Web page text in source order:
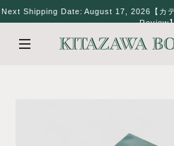
Next Shipping Date: August 17, 2026【カ
Review